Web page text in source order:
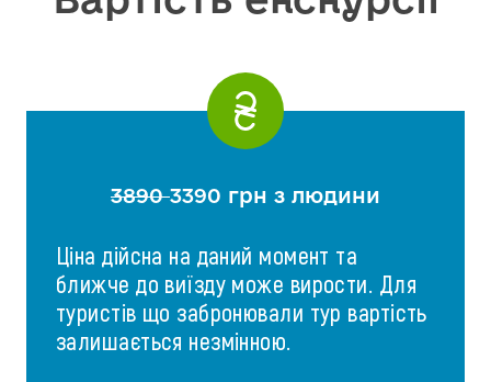
38903390 грн з людини
Ціна дійсна на даний момент та
ближче до виїзду може вирости. Для
туристів що забронювали тур вартість
залишається незмінною.